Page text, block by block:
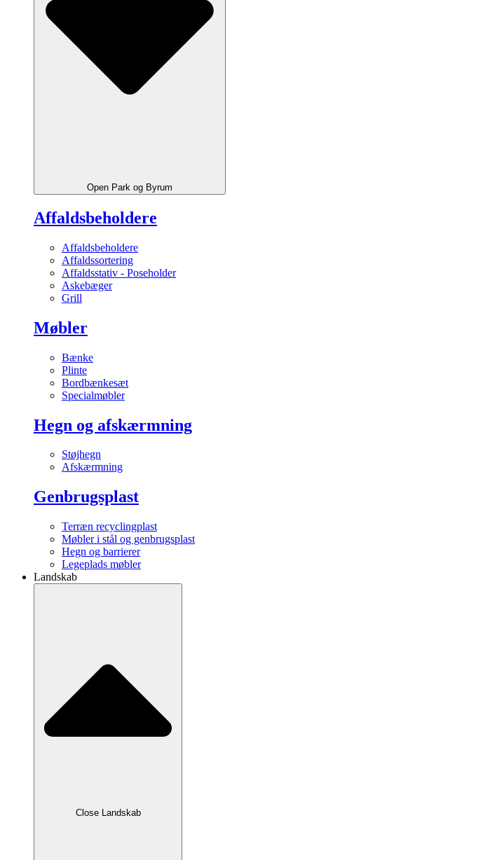
Open Park og Byrum
Affaldsbeholdere
Affaldsbeholdere
Affaldssortering
Affaldsstativ - Poseholder
Askebæger
Grill
Møbler
Bænke
Plinte
Bordbænkesæt
Specialmøbler
Hegn og afskærmning
Støjhegn
Afskærmning
Genbrugsplast
Terræn recyclingplast
Møbler i stål og genbrugsplast
Hegn og barrierer
Legeplads møbler
Landskab
Close Landskab